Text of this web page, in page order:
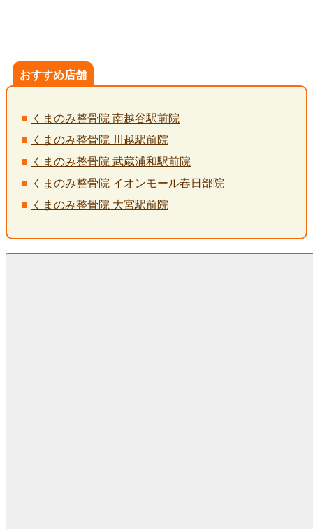
おすすめ店舗
くまのみ整骨院 南越谷駅前院
くまのみ整骨院 川越駅前院
くまのみ整骨院 武蔵浦和駅前院
くまのみ整骨院 イオンモール春日部院
くまのみ整骨院 大宮駅前院